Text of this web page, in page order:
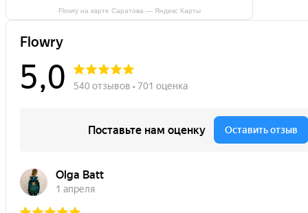
Flowry на карте Саратова — Яндекс Карты